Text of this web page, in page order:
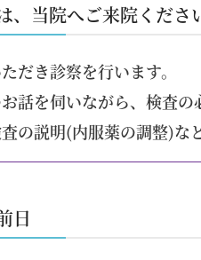
当院へご来院くださ
だき診察を行います。
話を伺いながら、検査の
の説明(内服薬の調整)な
日